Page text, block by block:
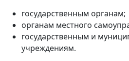
государственным органам;
органам местного
государственным и
учреждениям.